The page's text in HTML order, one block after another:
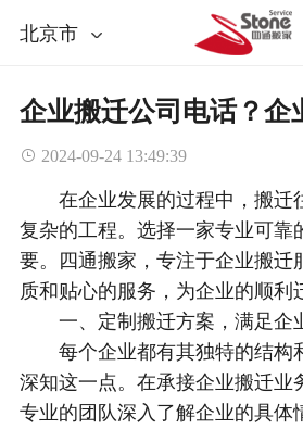
北京市
企业搬迁公司电话？企
 2024-09-24 13:49:39
在企业发展的过程中，搬迁
复杂的工程。选择一家专业可靠
要。四通搬家，专注于企业搬迁
质和贴心的服务，为企业的顺利
一、定制搬迁方案，满足企
每个企业都有其独特的结构
深知这一点。在承接企业搬迁业
专业的团队深入了解企业的具体